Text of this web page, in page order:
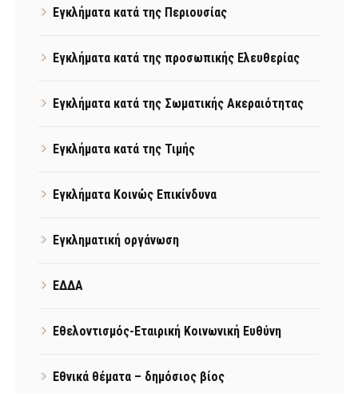
Εγκλήματα κατά της Περιουσίας
Εγκλήματα κατά της προσωπικής Ελευθερίας
Εγκλήματα κατά της Σωματικής Ακεραιότητας
Εγκλήματα κατά της Τιμής
Εγκλήματα Κοινώς Επικίνδυνα
Εγκληματική οργάνωση
ΕΔΔΑ
Εθελοντισμός-Εταιρική Κοινωνική Ευθύνη
Εθνικά θέματα – δημόσιος βίος